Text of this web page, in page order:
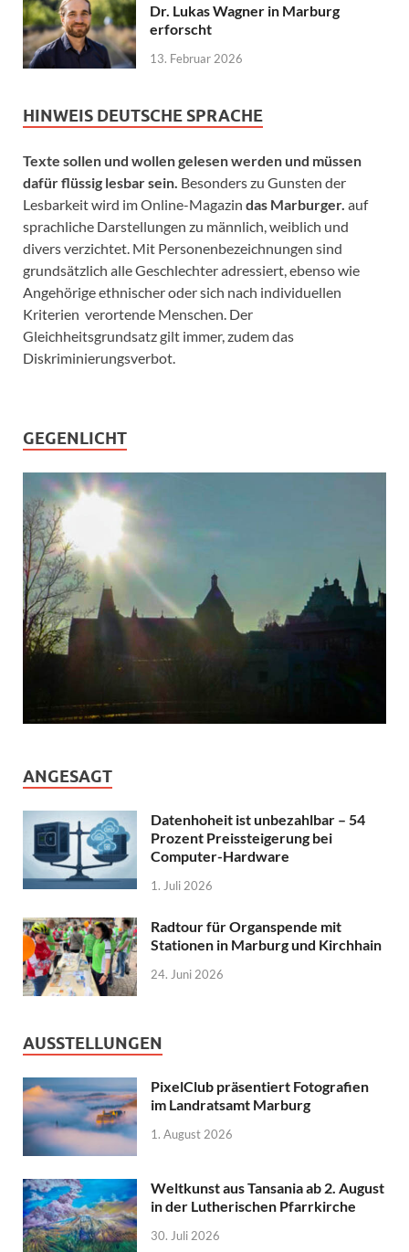
Dr. Lukas Wagner in Marburg
erforscht
13. Februar 2026
HINWEIS DEUTSCHE SPRACHE
Texte sollen und wollen gelesen werden und müssen
dafür flüssig lesbar sein. Besonders zu Gunsten der
Lesbarkeit wird im Online-Magazin das Marburger. auf
sprachliche Darstellungen zu männlich, weiblich und
divers verzichtet. Mit Personenbezeichnungen sind
grundsätzlich alle Geschlechter adressiert, ebenso wie
Angehörige ethnischer oder sich nach individuellen
Kriterien verortende Menschen. Der
Gleichheitsgrundsatz gilt immer, zudem das
Diskriminierungsverbot.
GEGENLICHT
ANGESAGT
Datenhoheit ist unbezahlbar – 54
Prozent Preissteigerung bei
Computer-Hardware
1. Juli 2026
Radtour für Organspende mit
Stationen in Marburg und Kirchhain
24. Juni 2026
AUSSTELLUNGEN
PixelClub präsentiert Fotografien
im Landratsamt Marburg
1. August 2026
Weltkunst aus Tansania ab 2. August
in der Lutherischen Pfarrkirche
30. Juli 2026